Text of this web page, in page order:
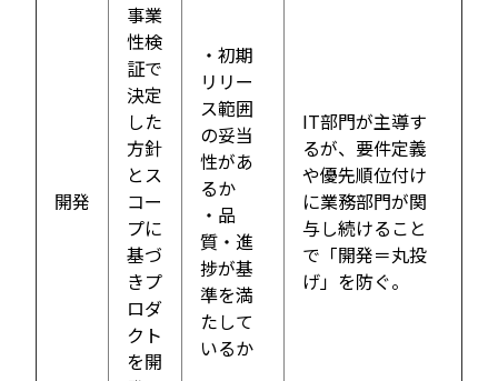
開発
事業
性検
証で
決定
した
方針
とス
コー
プに
基づ
きプ
ロダ
クト
を開
・初期
リリー
ス範囲
の妥当
性があ
るか
・品
質・進
捗が基
準を満
たして
いるか
IT部門が主導す
るが、要件定義
や優先順位付け
に業務部門が関
与し続けること
で「開発＝丸投
げ」を防ぐ。